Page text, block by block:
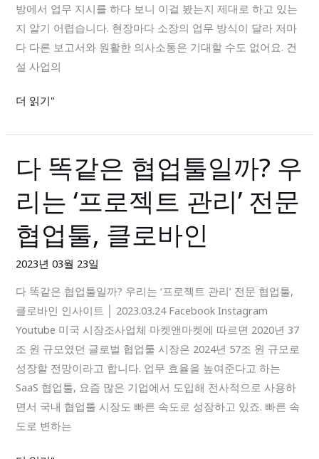
방에서 업무 지시를 하다 보니 이걸 봤는지 제대로 하고 있는
지 알기 어렵습니다. 현장마다 소장의 업무 방식이 달라 저마
다 다른 보고서와 원활한 의사소통은 기대할 수도 없어요. 건
설 사업의
을
손
쉽
게
리
클
바
인
더 읽기"
다 똑같은 협업툴일까? 우
리는 ‘프로젝트 관리’ 전문
협업툴, 클로바인
2023년 03월 23일
다 똑같은 협업툴일까? 우리는 ‘프로젝트 관리’ 전문 협업툴,
클로바인 인사이트 │ 2023.03.24 Facebook Instagram
Youtube 미국 시장조사업체 마켓앤마켓에 따르면 2020년 37
조 원 규모였던 글로벌 협업툴 시장은 2024년 57조 원 규모로
성장할 전망이라고 합니다. 업무 효율을 높여준다고 하는
SaaS 협업툴, 요즘 많은 기업에서 도입해 전사적으로 사용하
면서 국내 협업툴 시장도 빠른 속도로 성장하고 있죠. 빠른 속
도로 변하는
다
똑
같
협
일
까?
우
리
는
‘프
로
젝